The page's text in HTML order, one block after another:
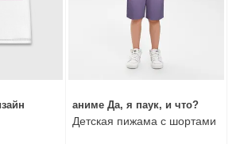
аниме Да, я паук, и что?
Детская пижама с шортами